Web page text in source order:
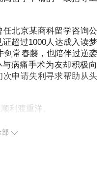
的申请造成明显的障碍
定，浪费了不少时间精
起到反作用。
2011年６月－2016年６
构留学总监。在留学行
理经验，经手案例过千
意事项；
可以兼顾？
北京某商科留学咨询公
超过1000人达成入读梦
剑常春藤，也陪伴过逆袭
与病痛手术为友却积极向
次申请失利寻求帮助从头
利渡重洋。
部